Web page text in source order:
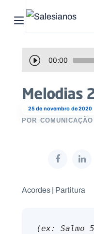
Abrir menu principal
e
p
o
r
00:00
25 de novembro de 2020
Melodias
POR COMUNICAÇÃO
Acordes | Partitura
(ex: Salmo
Pesquisar
Início
Quem
somos
que
fazemos
Recursos